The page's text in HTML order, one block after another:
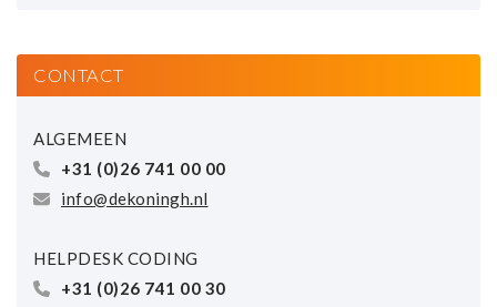
CONTACT
ALGEMEEN
+31 (0)26 741 00 00
info@dekoningh.nl
HELPDESK CODING
+31 (0)26 741 00 30